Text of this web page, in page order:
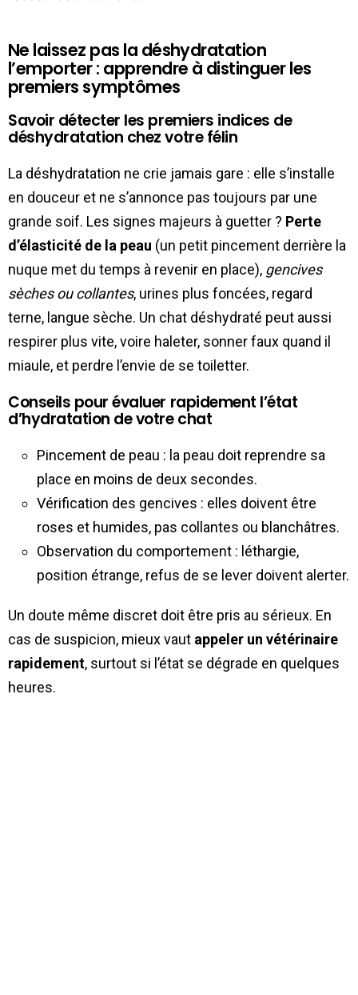
Ne laissez pas la déshydratation
l’emporter : apprendre à distinguer les
premiers symptômes
Savoir détecter les premiers indices de
déshydratation chez votre félin
La déshydratation ne crie jamais gare : elle s’installe
en douceur et ne s’annonce pas toujours par une
grande soif. Les signes majeurs à guetter ? Perte
d’élasticité de la peau (un petit pincement derrière la
nuque met du temps à revenir en place), gencives
sèches ou collantes, urines plus foncées, regard
terne, langue sèche. Un chat déshydraté peut aussi
respirer plus vite, voire haleter, sonner faux quand il
miaule, et perdre l’envie de se toiletter.
Conseils pour évaluer rapidement l’état
d’hydratation de votre chat
Pincement de peau : la peau doit reprendre sa
place en moins de deux secondes.
Vérification des gencives : elles doivent être
roses et humides, pas collantes ou blanchâtres.
Observation du comportement : léthargie,
position étrange, refus de se lever doivent alerter.
Un doute même discret doit être pris au sérieux. En
cas de suspicion, mieux vaut appeler un vétérinaire
rapidement, surtout si l’état se dégrade en quelques
heures.